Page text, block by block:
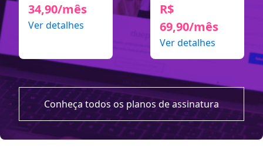
34,90/mês
Ver detalhes
R$
69,90/mês
Ver detalhes
Conheça todos os planos de assinatura